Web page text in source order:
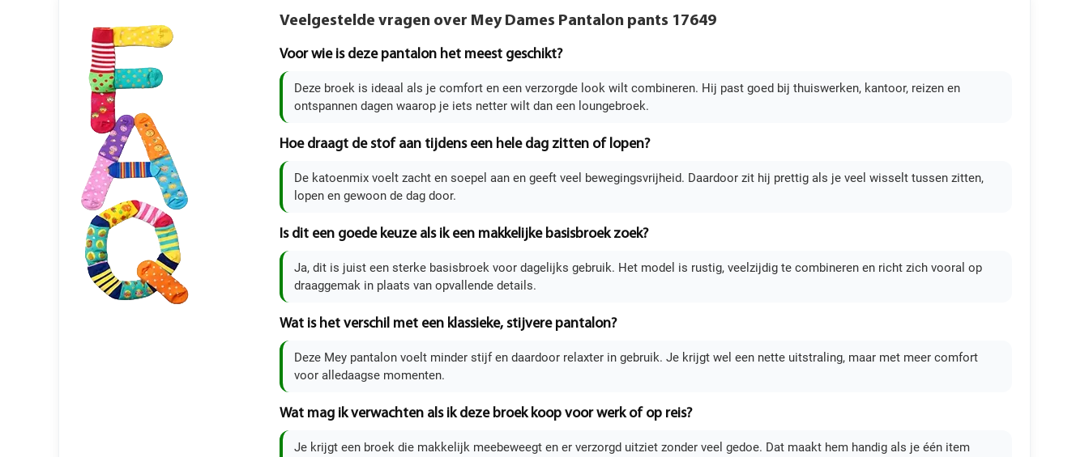
Veelgestelde vragen over Mey Dames Pantalon pants 17649
Voor wie is deze pantalon het meest geschikt?
Deze broek is ideaal als je comfort en een verzorgde look wilt combineren. Hij past goed bij thuiswerken, kantoor, reizen en
ontspannen dagen waarop je iets netter wilt dan een loungebroek.
Hoe draagt de stof aan tijdens een hele dag zitten of lopen?
De katoenmix voelt zacht en soepel aan en geeft veel bewegingsvrijheid. Daardoor zit hij prettig als je veel wisselt tussen zitten,
lopen en gewoon de dag door.
Is dit een goede keuze als ik een makkelijke basisbroek zoek?
Ja, dit is juist een sterke basisbroek voor dagelijks gebruik. Het model is rustig, veelzijdig te combineren en richt zich vooral op
draaggemak in plaats van opvallende details.
Wat is het verschil met een klassieke, stijvere pantalon?
Deze Mey pantalon voelt minder stijf en daardoor relaxter in gebruik. Je krijgt wel een nette uitstraling, maar met meer comfort
voor alledaagse momenten.
Wat mag ik verwachten als ik deze broek koop voor werk of op reis?
Je krijgt een broek die makkelijk meebeweegt en er verzorgd uitziet zonder veel gedoe. Dat maakt hem handig als je één item